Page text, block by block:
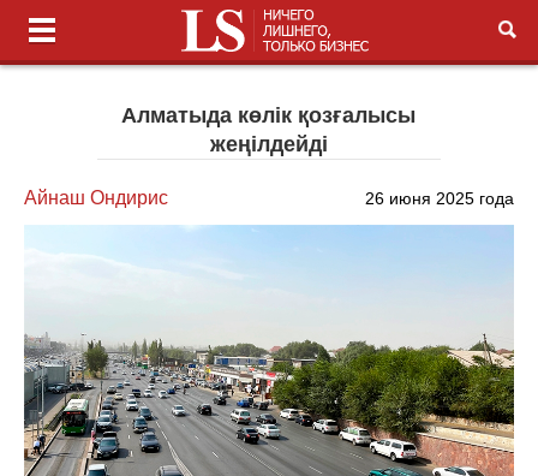
Алматыда көлік қозғалысы
жеңілдейді
Айнаш Ондирис 26 июня 2025 года